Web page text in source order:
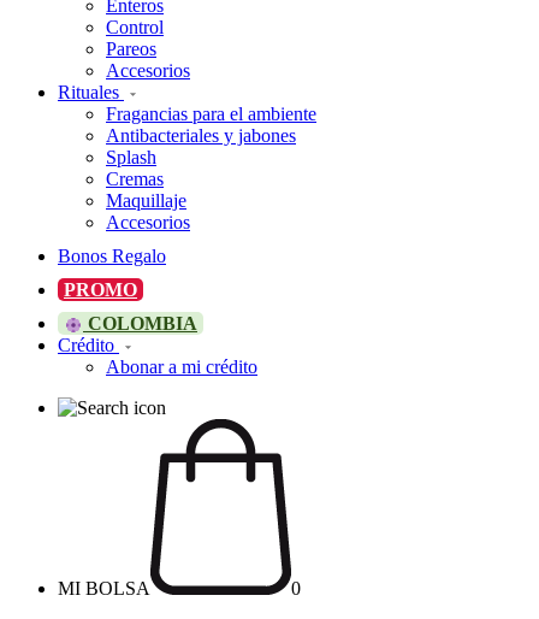
Enteros
Control
Pareos
Accesorios
Rituales
Fragancias para el ambiente
Antibacteriales y jabones
Splash
Cremas
Maquillaje
Accesorios
Bonos Regalo
PROMO
COLOMBIA
Crédito
Abonar a mi crédito
MI BOLSA 0